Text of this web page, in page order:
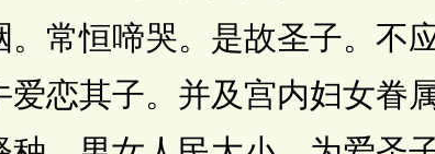
。常恒啼哭。是故圣子。不
爱恋其子。并及宫内妇女眷